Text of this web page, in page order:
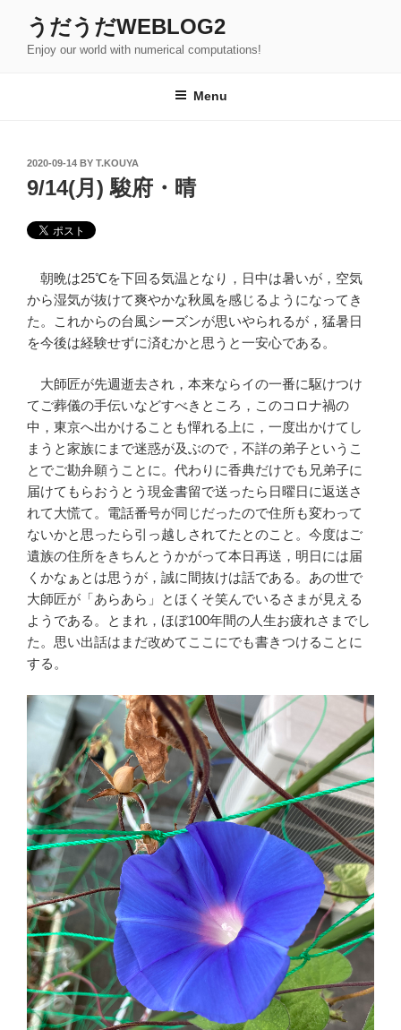
content
うだうだWEBLOG2
Enjoy our world with numerical computations!
Menu
POSTED
ON
2020-09-14 BY T.KOUYA
9/14(月) 駿府・晴
朝晩は25℃を下回る気温となり，日中は暑いが，空気
から湿気が抜けて爽やかな秋風を感じるようになってき
た。これからの台風シーズンが思いやられるが，猛暑日
を今後は経験せずに済むかと思うと一安心である。
大師匠が先週逝去され，本来ならイの一番に駆けつけ
てご葬儀の手伝いなどすべきところ，このコロナ禍の
中，東京へ出かけることも憚れる上に，一度出かけてし
まうと家族にまで迷惑が及ぶので，不詳の弟子というこ
とでご勘弁願うことに。代わりに香典だけでも兄弟子に
届けてもらおうとう現金書留で送ったら日曜日に返送さ
れて大慌て。電話番号が同じだったので住所も変わって
ないかと思ったら引っ越しされてたとのこと。今度はご
遺族の住所をきちんとうかがって本日再送，明日には届
くかなぁとは思うが，誠に間抜けは話である。あの世で
大師匠が「あらあら」とほくそ笑んでいるさまが見える
ようである。とまれ，ほぼ100年間の人生お疲れさまでし
た。思い出話はまだ改めてここにでも書きつけることに
する。